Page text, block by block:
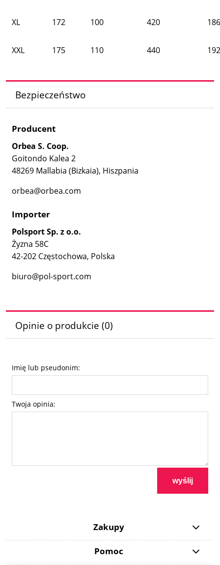
XL 172 100 420
XXL 175 110 440
Bezpieczeństwo
Producent
Orbea S. Coop.
Goitondo Kalea 2
48269 Mallabia (Bizkaia), Hiszpania
orbea@orbea.com
Importer
Polsport Sp. z o.o.
Żyzna 58C
42-202 Częstochowa, Polska
biuro@pol-sport.com
Opinie o produkcie (0)
Imię lub pseudonim:
Twoja opinia:
wyślij
Zakupy
Pomoc